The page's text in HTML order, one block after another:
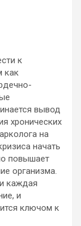
к
как
вывод
хронических
на
начать
повышает
организма.
каждая
и
ключом к